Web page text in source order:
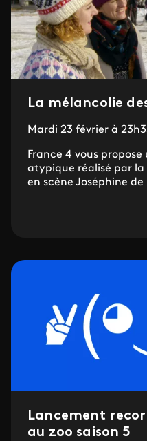
La mélancolie
Mardi 23 février à
France 4 vous
atypique réalisé par
en scène Joséphine de
Lancement
au zoo saison 5